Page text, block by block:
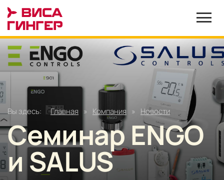
Вы здесь:Главная » Компания » Новости
Семинар ENGO
и SALUS